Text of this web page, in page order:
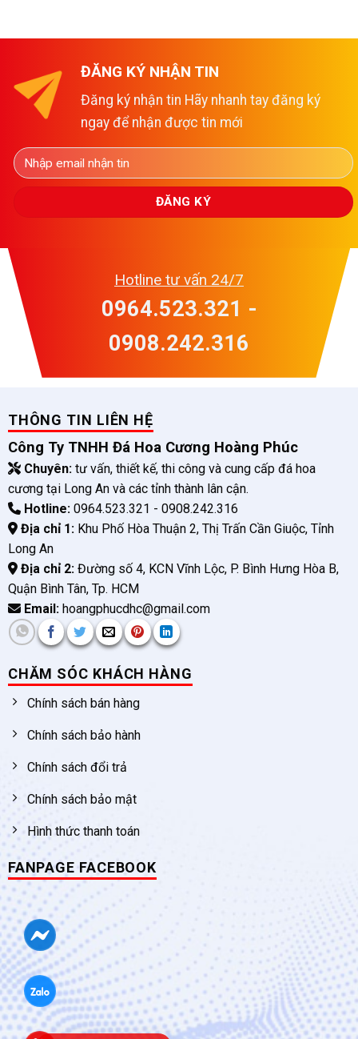
ĐĂNG KÝ NHẬN TIN
Đăng ký nhận tin Hãy nhanh tay đăng ký
ngay để nhận được tin mới
Hotline tư vấn 24/7
0964.523.321 -
0908.242.316
THÔNG TIN LIÊN HỆ
Công Ty TNHH Đá Hoa Cương Hoàng Phúc
Chuyên:tư vấn, thiết kế, thi công và cung cấp đá hoa
cương tại Long An và các tỉnh thành lân cận.
Hotline:0964.523.321 - 0908.242.316
Địa chỉ 1:Khu Phố Hòa Thuận 2, Thị Trấn Cần Giuộc, Tỉnh
Long An
Địa chỉ 2:Đường số 4, KCN Vĩnh Lộc, P. Bình Hưng Hòa B,
Quận Bình Tân, Tp. HCM
Email:hoangphucdhc@gmail.com
CHĂM SÓC KHÁCH HÀNG
Chính sách bán hàng
Chính sách bảo hành
Chính sách đổi trả
Chính sách bảo mật
Hình thức thanh toán
FANPAGE FACEBOOK